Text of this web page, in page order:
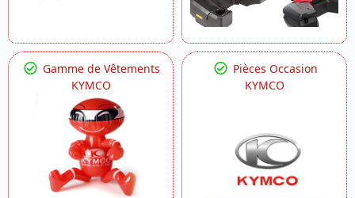
Gamme de Vêtements
KYMCO
Pièces Occasion
KYMCO